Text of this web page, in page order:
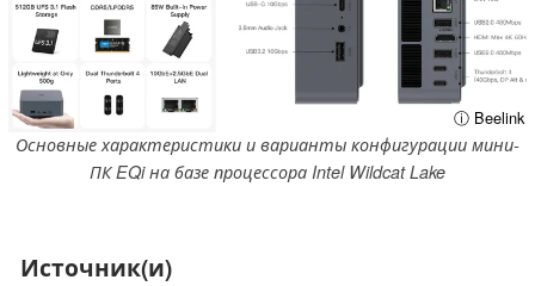
ⓘ Beelink
Основные характеристики и варианты конфигурации мини-
ПК EQi на базе процессора Intel Wildcat Lake
Источник(и)